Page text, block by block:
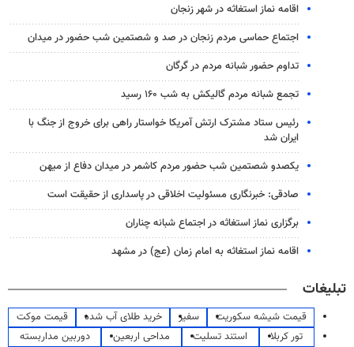
اقامه نماز استغاثه در شهر زنجان
اجتماع حماسی مردم زنجان در صد و شصتمین شب حضور در میدان
تداوم حضور شبانه مردم در گرگان
تجمع شبانه مردم گالیکش به شب ۱۶۰ رسید
رئیس ستاد مشترک ارتش آمریکا خواستار راهی برای خروج از جنگ با
ایران شد
یکصدو شصتمین شب حضور مردم کاشمر در میدان دفاع از میهن
صادقی: خبرنگاری مسئولیت اخلاقی در پاسداری از حقیقت است
برگزاری نماز استغاثه در اجتماع شبانه چناران
اقامه نماز استغاثه به امام زمان (عج) در مشهد
تبلیغات
قیمت شیشه سکوریت سفیر خرید طلای آب شده
قیمت موکت
تور کربلا
استند تسلیت مداحی اربعین
دوربین مداربسته